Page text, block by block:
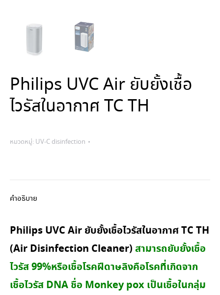
Philips UVC Air ยับยั้งเชื้อ
ไวรัสในอากาศ TC TH
หมวดหมู่: UV-C disinfection
คำอธิบาย
Philips UVC Air ยับยั้งเชื้อไวรัสในอากาศ TC TH
(Air Disinfection Cleaner) สามารถยับยั้งเชื้อ
ไวรัส 99%หรือเชื้อโรคฝีดาษลิงคือโรคที่เกิดจาก
เชื้อไวรัส DNA ชื่อ Monkey pox เป็นเชื้อในกลุ่ม